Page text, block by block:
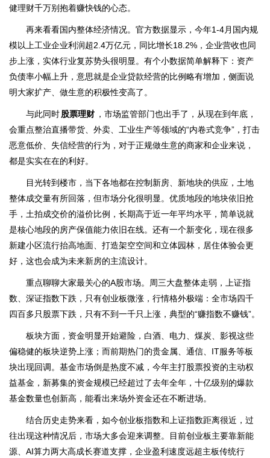
健理财千万别抱着赚快钱的心态。
再来看看国内整体经济情况。官方数据显示，今年1-4月国内规
模以上工业企业利润超2.4万亿元，同比增长18.2%，企业营收也同
步上涨，实体行业复苏势头很明显。有个小数据简单解释下：资产
负债率小幅上升，意思就是企业贷款经营的比例略有增加，侧面说
明大家扩产、做生意的积极性变高了。
与此同时股票理财 ，市场监管部门也出手了，从现在到年底，
会重点整治直播带货、外卖、工业生产等领域的“内卷式竞争”，打击
恶意低价、失信经营的行为，对于正规做生意的商家和企业来说，
都是实实在在的利好。
目光转到楼市，当下各地都在控制新房、新地块的供应，土地
整体成交量有所回落，但市场分化很明显。优质地段的地块依旧抢
手，土拍成交价的溢价比例，长期高于近一年平均水平，简单说就
是核心地段的房产保值能力依旧在线。还有一个新变化，现在很多
新建小区流行抬高地面、打造架空空间和立体园林，居住体验会更
好，这也会成为未来新房的主流设计。
重点聊聊大家最关心的A股市场。周三大盘整体走弱，上证指
数、深证指数下跌，只有创业板微涨，行情格外极端：全市场四千
四百多只股票下跌，只有不到一千只上涨，典型的“赚指数不赚钱”。
板块方面，资金明显开始避险，白酒、电力、煤炭、影视这些
偏稳健的板块逆势上涨；而前期热门的贵金属、通信、IT服务等板
块出现回调。基金市场倒是热度不减，今年主打股票投资的主动权
益基金，新募集的资金规模已经超过了去年全年，十亿级别的爆款
基金数量也创新高，能看出来场外资金还在不断进场。
结合历史走势来看，如今创业板指数和上证指数距离很近，过
往出现这种情况后，市场大多会迎来调整。目前创业板主要靠新能
源、AI算力两大高成长赛道支撑，企业盈利速度远超主板传统行